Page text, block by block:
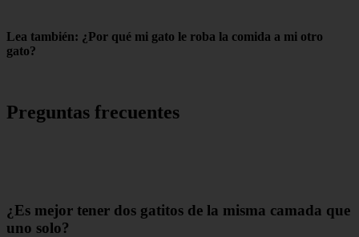
Lea también: ¿Por qué mi gato le roba la comida a mi otro
gato?
Preguntas frecuentes
¿Es mejor tener dos gatitos de la misma camada que
uno solo?